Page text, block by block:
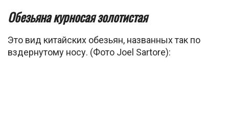
Обезьяна курносая золотистая
Это вид китайских обезьян, названных так по
вздернутому носу. (Фото Joel Sartore):